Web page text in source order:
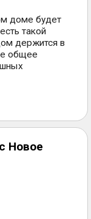
доме будет
такой
держится в
общее
Новое